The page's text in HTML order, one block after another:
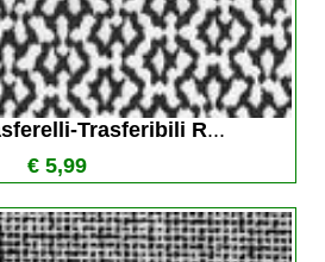
Trasferibili R...
€ 5,99